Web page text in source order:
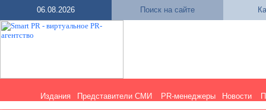
06.08.2026 Поиск на сайте
Издания Представители СМИ PR-менеджеры Новости